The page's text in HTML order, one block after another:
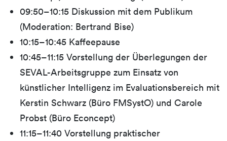
09:50–10:15 Diskussion mit dem Publikum
(Moderation: Bertrand Bise)
10:15–10:45 Kaffeepause
10:45–11:15 Vorstellung der Überlegungen der
SEVAL-Arbeitsgruppe zum Einsatz von
künstlicher Intelligenz im Evaluationsbereich mit
Kerstin Schwarz (Büro FMSystO) und Carole
Probst (Büro Econcept)
11:15–11:40 Vorstellung praktischer